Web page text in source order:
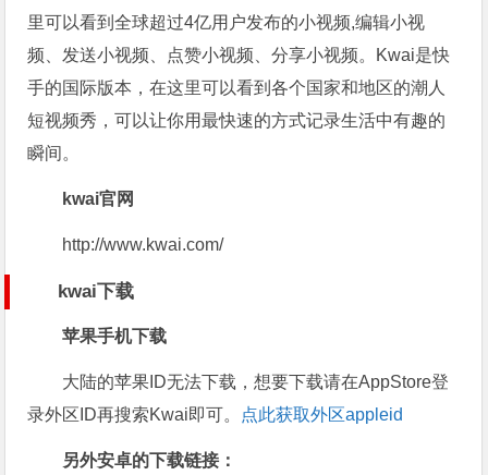
里可以看到全球超过4亿用户发布的小视频,编辑小视
频、发送小视频、点赞小视频、分享小视频。Kwai是快
手的国际版本，在这里可以看到各个国家和地区的潮人
短视频秀，可以让你用最快速的方式记录生活中有趣的
瞬间。
kwai官网
http://www.kwai.com/
kwai下载
苹果手机下载
大陆的苹果ID无法下载，想要下载请在AppStore登
录外区ID再搜索Kwai即可。 点此获取外区appleid
另外安卓的下载链接：